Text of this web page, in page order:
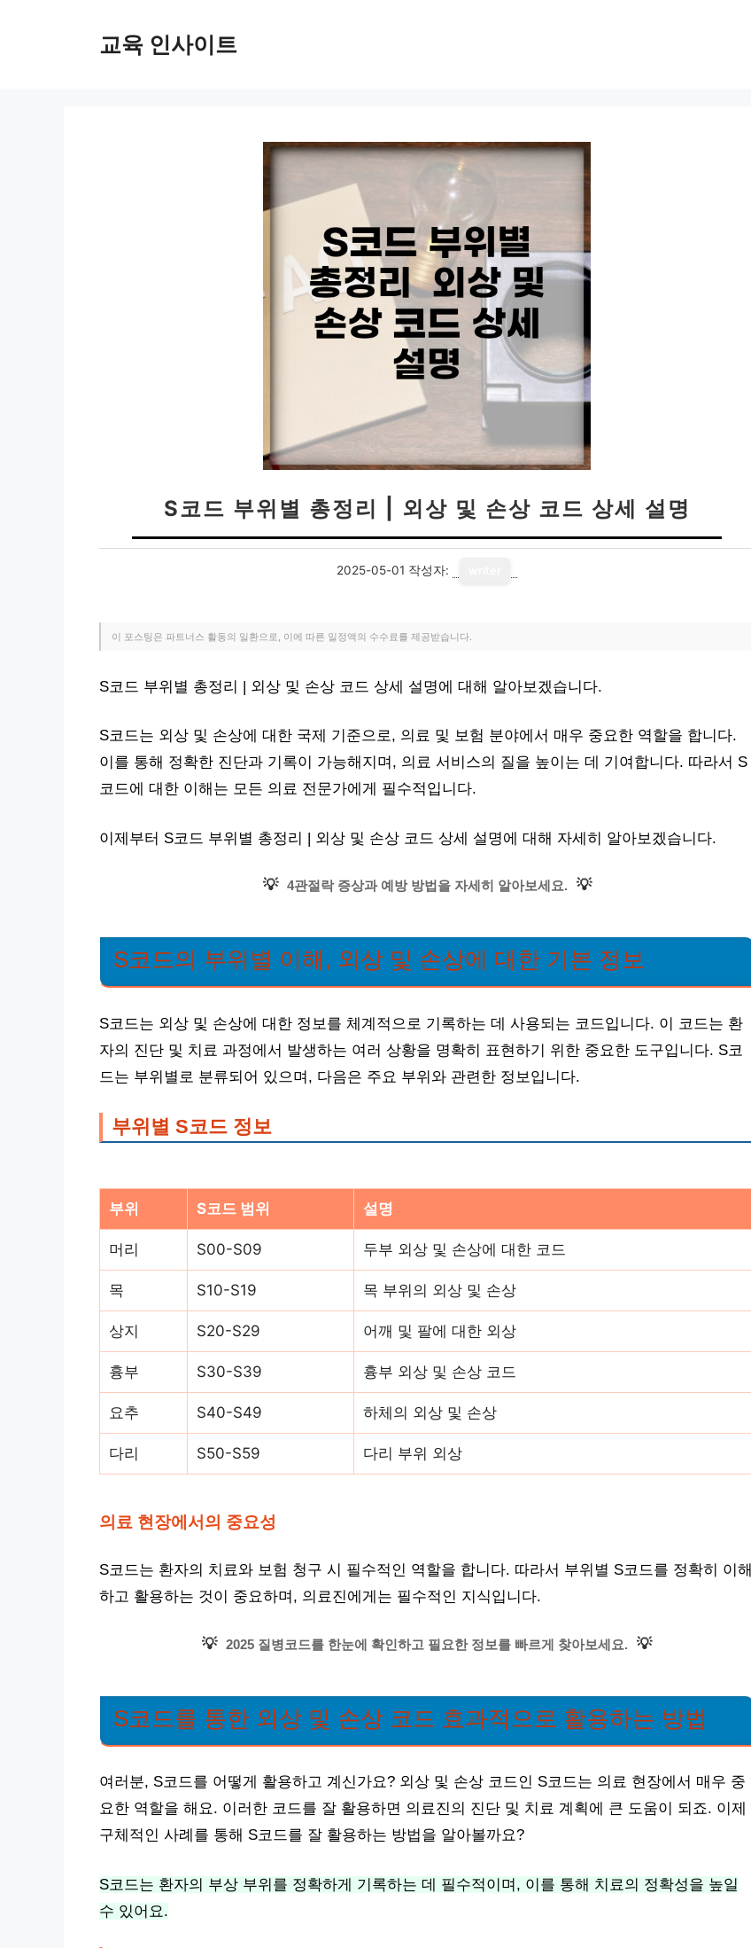
교육 인사이트
S코드 부위별 총정리 | 외상 및 손상 코드 상세 설명
2025-05-01 작성자:
이 포스팅은 파트너스 활동의 일환으로, 이에 따른 일정액의 수수료를 제공받습니다.
S코드 부위별 총정리 | 외상 및 손상 코드 상세 설명에 대해 알아보겠습니다.
S코드는 외상 및 손상에 대한 국제 기준으로, 의료 및 보험 분야에서 매우 중요한 역할을 합니다.
이를 통해 정확한 진단과 기록이 가능해지며, 의료 서비스의 질을 높이는 데 기여합니다. 따라서 S
코드에 대한 이해는 모든 의료 전문가에게 필수적입니다.
이제부터 S코드 부위별 총정리 | 외상 및 손상 코드 상세 설명에 대해 자세히 알아보겠습니다.
💡 4관절락 증상과 예방 방법을 자세히 알아보세요. 💡
S코드의 부위별 이해, 외상 및 손상에 대한 기본 정보
S코드는 외상 및 손상에 대한 정보를 체계적으로 기록하는 데 사용되는 코드입니다. 이 코드는 환
자의 진단 및 치료 과정에서 발생하는 여러 상황을 명확히 표현하기 위한 중요한 도구입니다. S코
드는 부위별로 분류되어 있으며, 다음은 주요 부위와 관련한 정보입니다.
부위별 S코드 정보
부위 S코드 범위 설명
머리 S00-S09 두부 외상 및 손상에 대한 코드
목 S10-S19 목 부위의 외상 및 손상
상지 S20-S29 어깨 및 팔에 대한 외상
흉부 S30-S39 흉부 외상 및 손상 코드
요추 S40-S49 하체의 외상 및 손상
다리 S50-S59 다리 부위 외상
의료 현장에서의 중요성
S코드는 환자의 치료와 보험 청구 시 필수적인 역할을 합니다. 따라서 부위별 S코드를 정확히 이해
하고 활용하는 것이 중요하며, 의료진에게는 필수적인 지식입니다.
💡 2025 질병코드를 한눈에 확인하고 필요한 정보를 빠르게 찾아보세요. 💡
S코드를 통한 외상 및 손상 코드 효과적으로 활용하는 방법
여러분, S코드를 어떻게 활용하고 계신가요? 외상 및 손상 코드인 S코드는 의료 현장에서 매우 중
요한 역할을 해요. 이러한 코드를 잘 활용하면 의료진의 진단 및 치료 계획에 큰 도움이 되죠. 이제
구체적인 사례를 통해 S코드를 잘 활용하는 방법을 알아볼까요?
S코드는 환자의 부상 부위를 정확하게 기록하는 데 필수적이며, 이를 통해 치료의 정확성을 높일
수 있어요.